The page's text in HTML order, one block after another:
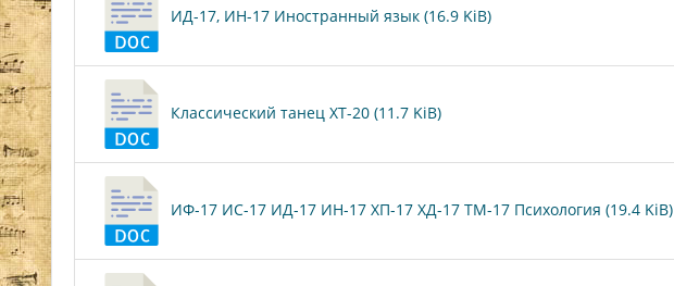
ИД-17, ИН-17 Иностранный язык (16.9 KiB)
Классический танец ХТ-20 (11.7 KiB)
ИФ-17 ИС-17 ИД-17 ИН-17 ХП-17 ХД-17 ТМ-17 Психология (19.4 KiB)